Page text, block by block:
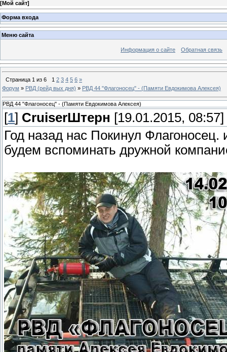
[Мой сайт]
Форма входа
Меню сайта
Информация о сайте Обратная связь
Страница 1 из 6 1 2 3 4 5 6 »
Форум » РВД (рейд вых дня) » РВД 44 "Флагоносец" - (Памяти Евдокимова Алексея)
РВД 44 "Флагоносец" - (Памяти Евдокимова Алексея)
[1] СruiserШтерн [19.01.2015, 08:57]
Год назад нас Покинул
будем вспоминать дружной